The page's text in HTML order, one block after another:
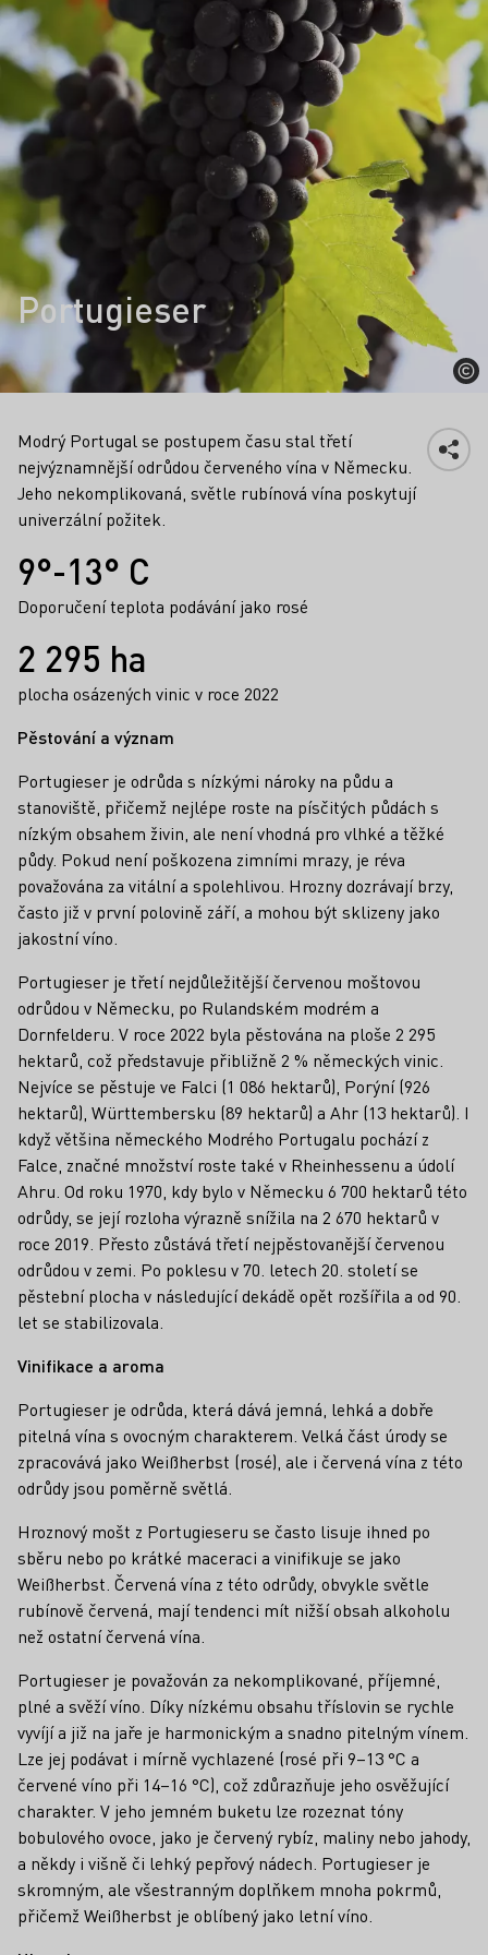
Portugieser
Modrý Portugal se postupem času stal třetí
nejvýznamnější odrůdou červeného vína v Německu.
Jeho nekomplikovaná, světle rubínová vína poskytují
univerzální požitek.
Fakta
9°-13° C
Doporučení teplota podávání jako rosé
2 295 ha
plocha osázených vinic v roce 2022
Pěstování a význam
Portugieser je odrůda s nízkými nároky na půdu a
stanoviště, přičemž nejlépe roste na písčitých půdách s
nízkým obsahem živin, ale není vhodná pro vlhké a těžké
půdy. Pokud není poškozena zimními mrazy, je réva
považována za vitální a spolehlivou. Hrozny dozrávají brzy,
často již v první polovině září, a mohou být sklizeny jako
jakostní víno.
Portugieser je třetí nejdůležitější červenou moštovou
odrůdou v Německu, po Rulandském modrém a
Dornfelderu. V roce 2022 byla pěstována na ploše 2 295
hektarů, což představuje přibližně 2 % německých vinic.
Nejvíce se pěstuje ve Falci (1 086 hektarů), Porýní (926
hektarů), Württembersku (89 hektarů) a Ahr (13 hektarů). I
když většina německého Modrého Portugalu pochází z
Falce, značné množství roste také v Rheinhessenu a údolí
Ahru. Od roku 1970, kdy bylo v Německu 6 700 hektarů této
odrůdy, se její rozloha výrazně snížila na 2 670 hektarů v
roce 2019. Přesto zůstává třetí nejpěstovanější červenou
odrůdou v zemi. Po poklesu v 70. letech 20. století se
pěstební plocha v následující dekádě opět rozšířila a od 90.
let se stabilizovala.
Vinifikace a aroma
Portugieser je odrůda, která dává jemná, lehká a dobře
pitelná vína s ovocným charakterem. Velká část úrody se
zpracovává jako Weißherbst (rosé), ale i červená vína z této
odrůdy jsou poměrně světlá.
Hroznový mošt z Portugieseru se často lisuje ihned po
sběru nebo po krátké maceraci a vinifikuje se jako
Weißherbst. Červená vína z této odrůdy, obvykle světle
rubínově červená, mají tendenci mít nižší obsah alkoholu
než ostatní červená vína.
Portugieser je považován za nekomplikované, příjemné,
plné a svěží víno. Díky nízkému obsahu tříslovin se rychle
vyvíjí a již na jaře je harmonickým a snadno pitelným vínem.
Lze jej podávat i mírně vychlazené (rosé při 9–13 °C a
červené víno při 14–16 °C), což zdůrazňuje jeho osvěžující
charakter. V jeho jemném buketu lze rozeznat tóny
bobulového ovoce, jako je červený rybíz, maliny nebo jahody,
a někdy i višně či lehký pepřový nádech. Portugieser je
skromným, ale všestranným doplňkem mnoha pokrmů,
přičemž Weißherbst je oblíbený jako letní víno.